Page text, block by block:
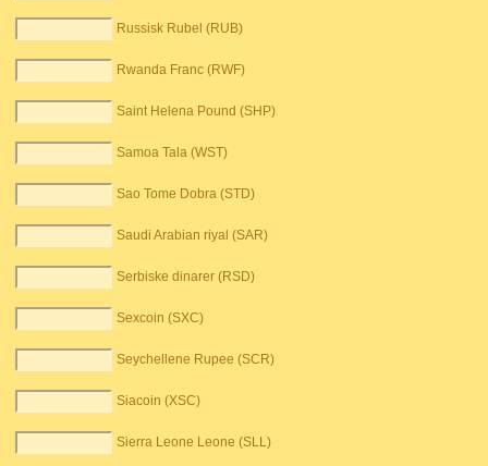
Russisk Rubel (RUB)
Rwanda Franc (RWF)
Saint Helena Pound (SHP)
Samoa Tala (WST)
Sao Tome Dobra (STD)
Saudi Arabian riyal (SAR)
Serbiske dinarer (RSD)
Sexcoin (SXC)
Seychellene Rupee (SCR)
Siacoin (XSC)
Sierra Leone Leone (SLL)